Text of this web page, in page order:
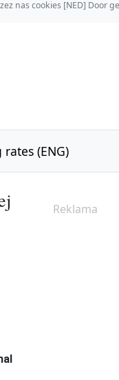
nas cookies [NED]
(ENG)
Reklama